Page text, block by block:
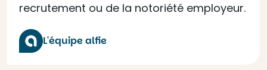
recrutement ou de la notoriété employeur.
L'équipe alfie